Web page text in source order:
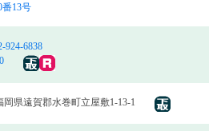
13号
924-6838
岡県遠賀郡水巻町立屋敷1-13-1